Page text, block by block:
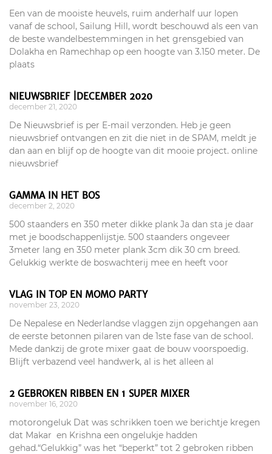
Een van de mooiste heuvels, ruim anderhalf uur lopen
vanaf de school, Sailung Hill, wordt beschouwd als een van
de beste wandelbestemmingen in het grensgebied van
Dolakha en Ramechhap op een hoogte van 3.150 meter. De
plaats
NIEUWSBRIEF |DECEMBER 2020
december 21, 2020
De Nieuwsbrief is per E-mail verzonden. Heb je geen
nieuwsbrief ontvangen en zit die niet in de SPAM, meldt je
dan aan en blijf op de hoogte van dit mooie project. online
nieuwsbrief
GAMMA IN HET BOS
december 2, 2020
500 staanders en 350 meter dikke plank Ja dan sta je daar
met je boodschappenlijstje. 500 staanders ongeveer
3meter lang en 350 meter plank 3cm dik 30 cm breed.
Gelukkig werkte de boswachterij mee en heeft voor
VLAG IN TOP EN MOMO PARTY
november 23, 2020
De Nepalese en Nederlandse vlaggen zijn opgehangen aan
de eerste betonnen pilaren van de 1ste fase van de school.
Mede dankzij de grote mixer gaat de bouw voorspoedig.
Blijft verbazend veel handwerk, al is het alleen al
2 GEBROKEN RIBBEN EN 1 SUPER MIXER
november 16, 2020
motorongeluk Dat was schrikken toen we berichtje kregen
dat Makar en Krishna een ongelukje hadden
gehad.“Gelukkig” was het “beperkt” tot 2 gebroken ribben